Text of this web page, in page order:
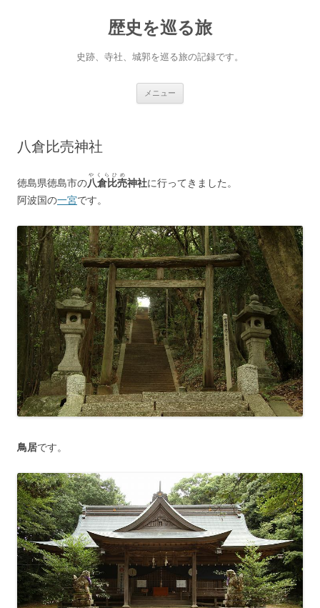
歴史を巡る旅
史跡、寺社、城郭を巡る旅の記録です。
メニュー
八倉比売神社
徳島県徳島市の八倉比売
やくらひめ
神社に行ってきました。
阿波国の一宮です。
鳥居です。